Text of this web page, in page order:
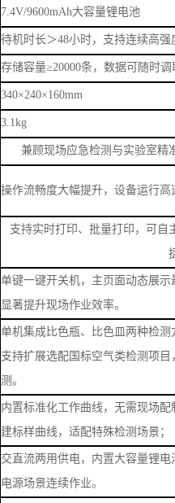
7.4V/9600mAh大容量锂电池
待机时长＞48小时，支持连续高
存储容量≥20000条，数据可随时
340×240×160mm
3.1kg
兼顾现场应急检测与实验室精
操作流畅度大幅提升，设备运行
支持实时打印、批量打印，可自
单键一键开关机，主页面动态展
显著提升现场作业效率。
单机集成比色瓶、比色皿两种检
支持扩展选配国标空气类检测项
测。
内置标准化工作曲线，无需现场
建标样曲线，适配特殊检测场景 ；
交直流两用供电，内置大容量锂电
电源场景连续作业。